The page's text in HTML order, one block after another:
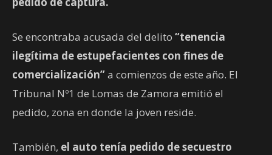
Se encontraba acusada del delito “tenencia
ilegítima de estupefacientes con fines de
comercialización”a comienzos de este año. El
Tribunal Nº1 de Lomas de Zamora emitió el
pedido, zona en donde la joven reside.
También, el auto tenía pedido de secuestro